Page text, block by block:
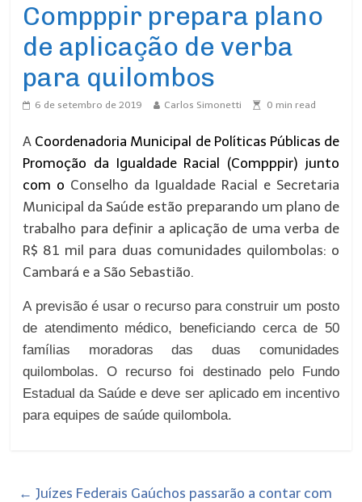
Compppir prepara plano
de aplicação de verba
para quilombos
6 de setembro de 2019 Carlos Simonetti 0 min read
A Coordenadoria Municipal de Políticas Públicas de
Promoção da Igualdade Racial
(Compppir) junto
com o Conselho da Igualdade Racial e Secretaria
Municipal da Saúde estão preparando um plano de
trabalho para definir a aplicação de uma verba de
R$ 81 mil para duas comunidades quilombolas: o
Cambará e a São Sebastião.
A previsão é usar o recurso para construir um posto
de atendimento médico, beneficiando cerca de 50
famílias moradoras das duas comunidades
quilombolas. O recurso foi destinado pelo Fundo
Estadual da Saúde e deve ser aplicado em incentivo
para equipes de saúde quilombola.
← Juízes Federais Gaúchos passarão a contar com